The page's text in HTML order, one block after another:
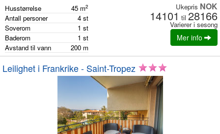
Husstørrelse 45 m2
Antall personer 4 st
Soverom
1 st
Baderom
1 st
Avstand til vann
200 m
Ukepris NOK
14101 til 28166
Varierer i sesong
Mer info
Leilighet i Frankrike - Saint-Tropez